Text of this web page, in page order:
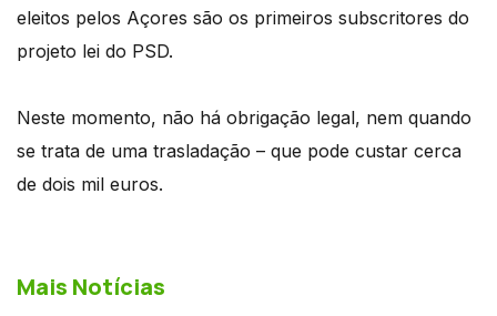
eleitos pelos Açores são os primeiros subscritores do
projeto lei do PSD.
Neste momento, não há obrigação legal, nem quando
se trata de uma trasladação – que pode custar cerca
de dois mil euros.
Mais Notícias